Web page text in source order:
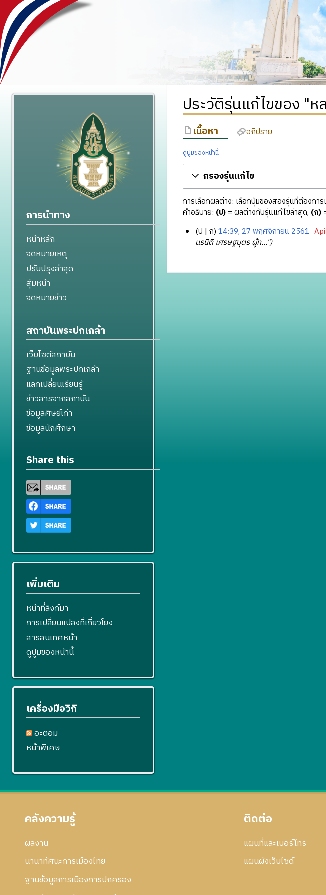
ประวัติรุ่นแก้ไขของ "ห
เนื้อหา อภิปราย
ดูปูมของหน้านี้
กรองรุ่นแก้ไข
การเลือกผลต่าง: เลือกปุ่มของสองรุ่นที่ต้องกา
คำอธิบาย: (ป)= ผลต่างกับรุ่นแก้ไขล่าสุด, (ก)
ป ก 14:39, 27 พฤศจิกายน 2561
นรนิติ เศรษฐบุตร ผู้ท..."
การนำทาง
หน้าหลัก
จดหมายเหตุ
ปรับปรุงล่าสุด
สุ่มหน้า
จดหมายข่าว
สถาบันพระปกเกล้า
เว็บไซต์สถาบัน
ฐานข้อมูลพระปกเกล้า
แลกเปลี่ยนเรียนรู้
ข่าวสารจากสถาบัน
ข้อมูลศิษย์เก่า
ข้อมูลนักศึกษา
Share this
เพิ่มเติม
หน้าที่ลิงก์มา
การเปลี่ยนแปลงที่เกี่ยวโยง
สารสนเทศหน้า
ดูปูมของหน้านี้
เครื่องมือวิกิ
อะตอม
หน้าพิเศษ
คลังความรู้
ผลงาน
นานาทัศนะการเมืองไทย
ฐานข้อมูลการเมืองการปกครอง
ติดต่อ
แผนที่และเบอร์โทร
แผนผังเว็บไซด์